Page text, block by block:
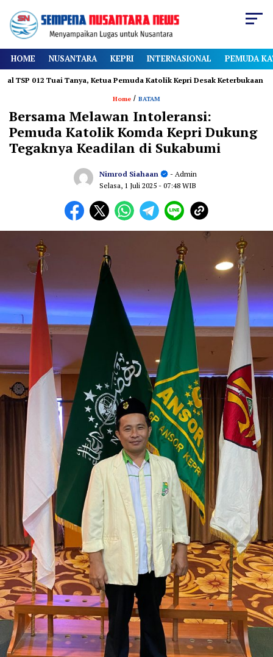
HOME NUSANTARA KEPRI INTERNASIONAL PEMUDA
Tuai Tanya, Ketua Pemuda Katolik Kepri Desak Keterbukaan
Home / BATAM
Bersama Melawan Intoleransi:
Pemuda Katolik Komda Kepri Dukung
Tegaknya Keadilan di Sukabumi
Nimrod Siahaan
- Admin
Selasa, 1 Juli 2025 - 07:48 WIB